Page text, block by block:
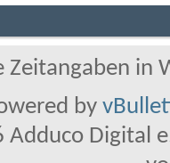
Zeitangaben in
by
Digital